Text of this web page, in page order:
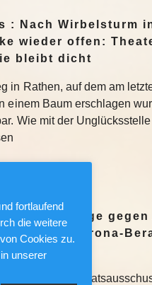
: Nach Wirbelsturm
wieder offen:
bleibt dicht
in Rathen, auf dem am
einem Baum erschlagen
Wie mit der
: Strafanzeige
der Ex-Corona-
geführter
fortlaufend
die weitere
Cookies zu.
unserer